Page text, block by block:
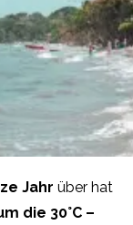
Jahr über hat
die 30°C –